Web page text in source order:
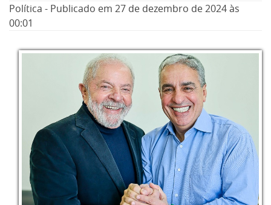
Opinião
Política - Publicado em 27 de dezembro de 2024às
00:01